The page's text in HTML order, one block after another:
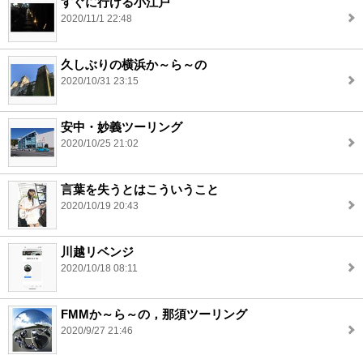
2020/11/1 22:48
久しぶりの横浜か～ら～の
2020/10/31 23:15
安中・妙義ツーリング
2020/10/25 21:02
言葉を失うとはこういうこと
2020/10/19 20:43
川越リベンジ
2020/10/18 08:11
FMMか～ら～の，那須ツーリング
2020/9/27 21:46